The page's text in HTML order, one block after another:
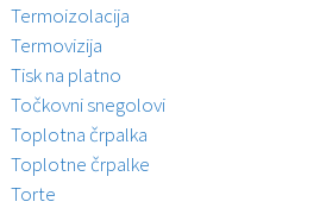
Termoizolacija
Termovizija
Tisk na platno
Točkovni snegolovi
Toplotna črpalka
Toplotne črpalke
Torte